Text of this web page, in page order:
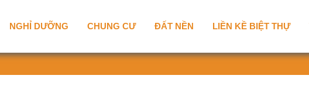
NGHỈ DƯỠNG CHUNG CƯ ĐẤT NỀN LIỀN KỀ BIỆT THỰ